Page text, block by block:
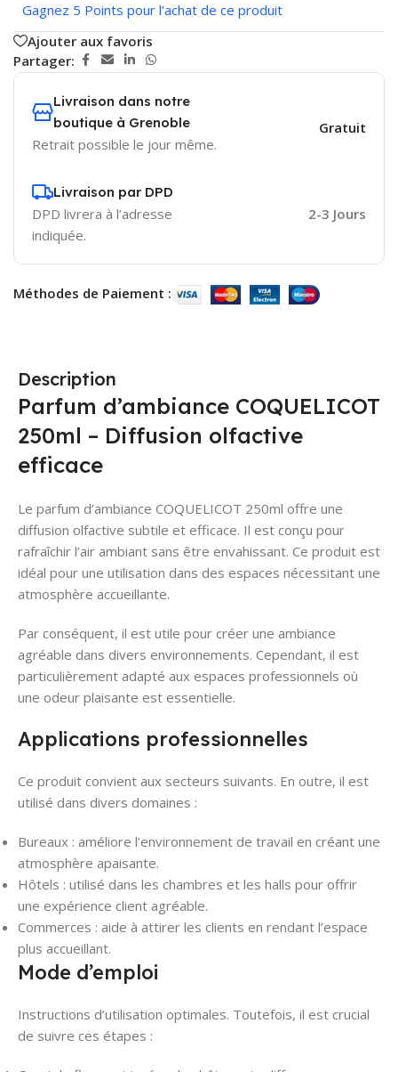
Gagnez 5 Points pour l'achat de ce produit
Ajouter aux favoris
Partager:
Livraison dans notre
boutique à Grenoble
Retrait possible le jour même.
Gratuit
Livraison par DPD
DPD livrera à l’adresse
indiquée.
2-3 Jours
Méthodes de Paiement :
Description
Parfum d’ambiance COQUELICOT
250ml – Diffusion olfactive
efficace
Le parfum d’ambiance COQUELICOT 250ml offre une
diffusion olfactive subtile et efficace. Il est conçu pour
rafraîchir l’air ambiant sans être envahissant. Ce produit est
idéal pour une utilisation dans des espaces nécessitant une
atmosphère accueillante.
Par conséquent, il est utile pour créer une ambiance
agréable dans divers environnements. Cependant, il est
particulièrement adapté aux espaces professionnels où
une odeur plaisante est essentielle.
Applications professionnelles
Ce produit convient aux secteurs suivants. En outre, il est
utilisé dans divers domaines :
Bureaux : améliore l’environnement de travail en créant une
atmosphère apaisante.
Hôtels : utilisé dans les chambres et les halls pour offrir
une expérience client agréable.
Commerces : aide à attirer les clients en rendant l’espace
plus accueillant.
Mode d’emploi
Instructions d’utilisation optimales. Toutefois, il est crucial
de suivre ces étapes :